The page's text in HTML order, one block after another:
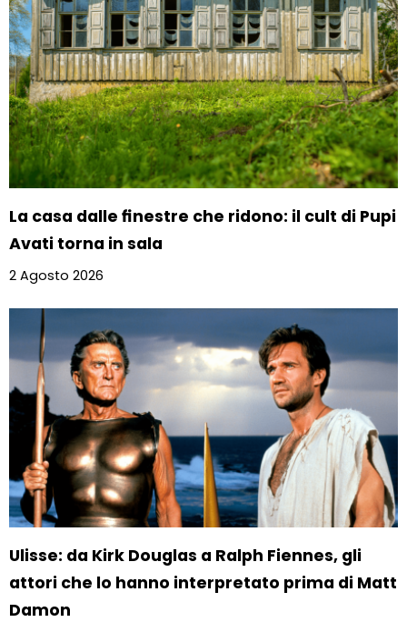
La casa dalle finestre che ridono: il cult di Pupi
Avati torna in sala
2 Agosto 2026
Ulisse: da Kirk Douglas a Ralph Fiennes, gli
attori che lo hanno interpretato prima di Matt
Damon